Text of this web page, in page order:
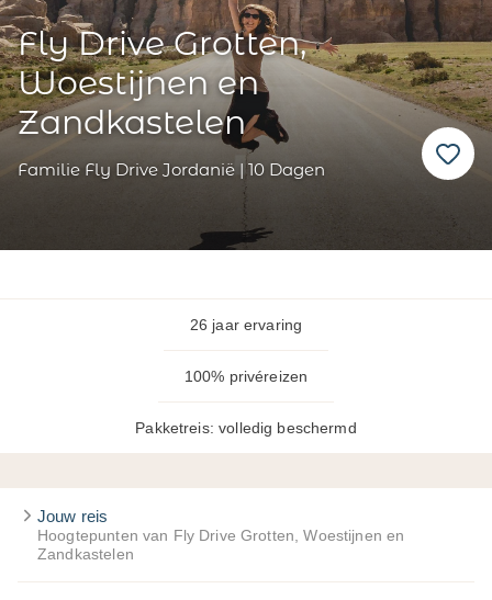
Fly Drive Grotten,
Woestijnen en
Zandkastelen
Familie Fly Drive Jordanië | 10 Dagen
26 jaar ervaring
100% privéreizen
Pakketreis: volledig beschermd
Jouw reis
Hoogtepunten van Fly Drive Grotten, Woestijnen en
Zandkastelen